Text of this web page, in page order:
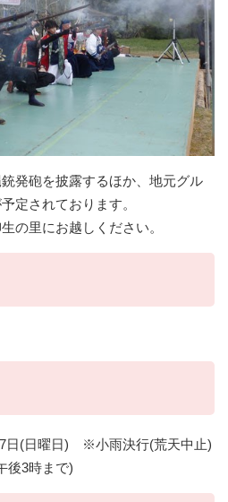
発砲を披露するほか、地元グル
定されております。
の里にお越しください。
日(日曜日) ※小雨決行(荒天中止)
後3時まで)